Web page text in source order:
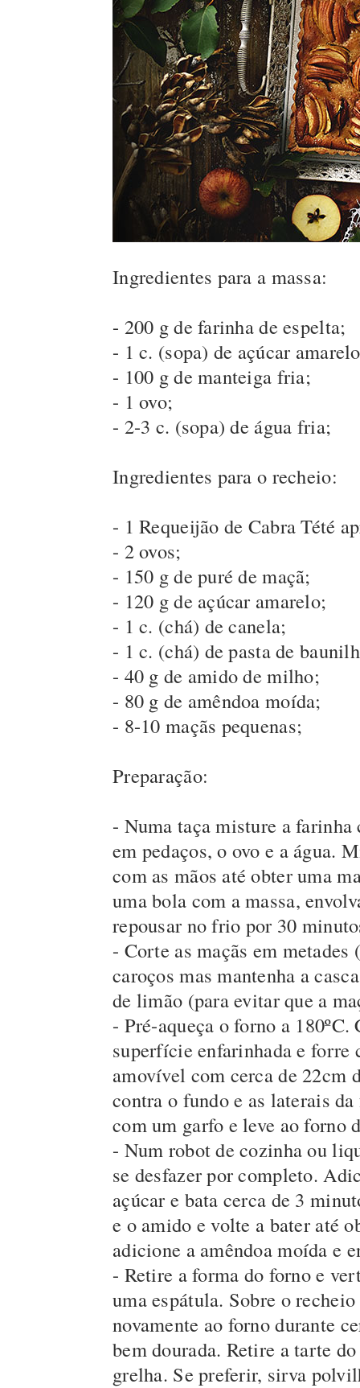
Ingredientes para a massa:
- 200 g de farinha de espelta;
- 1 c. (sopa) de açúcar
- 100 g de manteiga fria;
- 1 ovo;
- 2-3 c. (sopa) de água fria;
Ingredientes para o recheio:
- 1 Requeijão de Cabra Tété
- 2 ovos;
- 150 g de puré de maçã;
- 120 g de açúcar amarelo;
- 1 c. (chá) de canela;
- 1 c. (chá) de pasta de
- 40 g de amido de milho;
- 80 g de amêndoa moída;
- 8-10 maçãs pequenas;
Preparação:
- Numa taça misture a
em pedaços, o ovo e a água.
com as mãos até obter uma
uma bola com a massa,
repousar no frio por 30
- Corte as maçãs em
caroços mas mantenha a
de limão (para evitar que a
- Pré-aqueça o forno a
superfície enfarinhada e
amovível com cerca de 22cm
contra o fundo e as laterais
com um garfo e leve ao forno
- Num robot de cozinha ou
se desfazer por completo.
açúcar e bata cerca de 3
e o amido e volte a bater até
adicione a amêndoa moída e
- Retire a forma do forno e
uma espátula. Sobre o
novamente ao forno durante
bem dourada. Retire a tarte
grelha. Se preferir, sirva